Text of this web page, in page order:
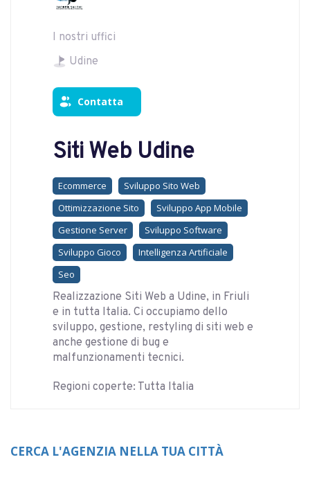
I nostri uffici
Udine
Contatta
Siti Web Udine
Ecommerce
Sviluppo Sito Web
Ottimizzazione Sito
Sviluppo App Mobile
Gestione Server
Sviluppo Software
Sviluppo Gioco
Intelligenza Artificiale
Seo
Realizzazione Siti Web a Udine, in Friuli
e in tutta Italia. Ci occupiamo dello
sviluppo, gestione, restyling di siti web e
anche gestione di bug e
malfunzionamenti tecnici.
Regioni coperte: Tutta Italia
CERCA L'AGENZIA NELLA TUA CITTÀ